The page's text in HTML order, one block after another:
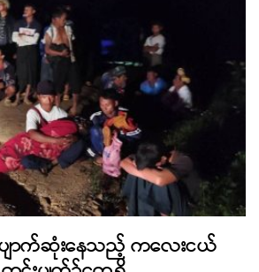
ောက်ဆုံးနေသည့် ကလေးငယ်